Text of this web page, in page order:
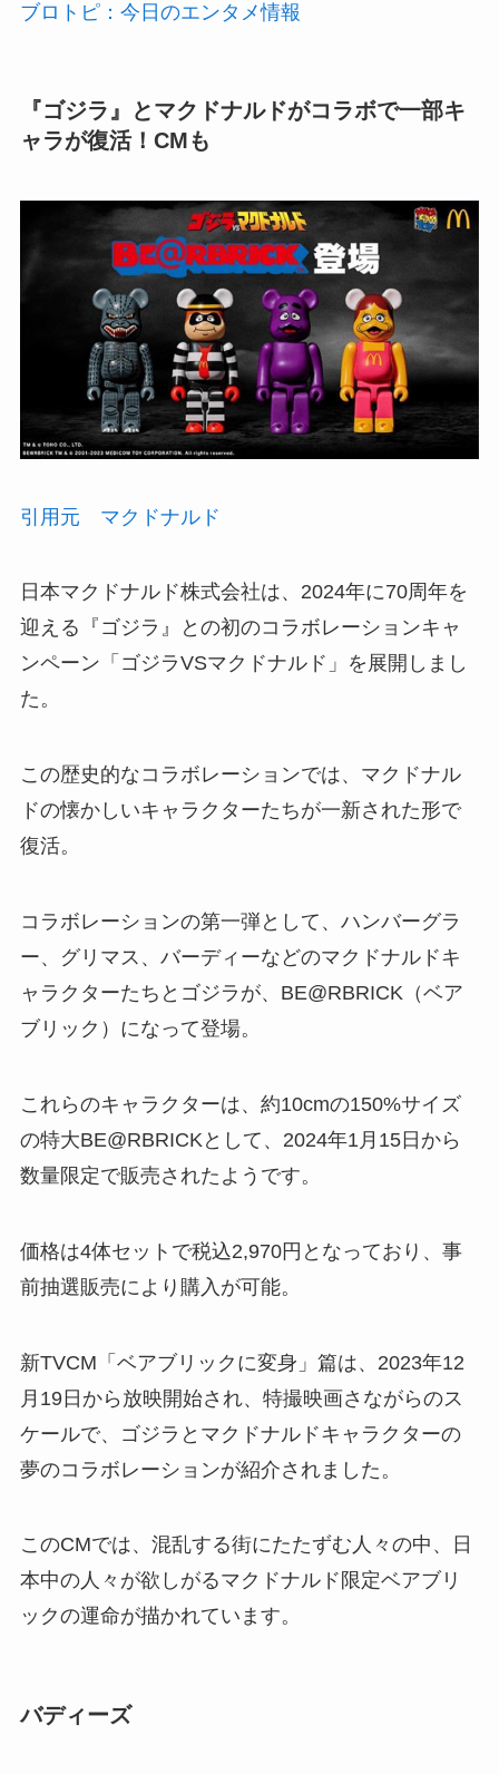
ブロトピ：今日のエンタメ情報
『ゴジラ』とマクドナルドがコラボで一部キ
ャラが復活！CMも
引用元 マクドナルド
日本マクドナルド株式会社は、2024年に70周年を
迎える『ゴジラ』との初のコラボレーションキャ
ンペーン「ゴジラVSマクドナルド」を展開しまし
た。
この歴史的なコラボレーションでは、マクドナル
ドの懐かしいキャラクターたちが一新された形で
復活。
コラボレーションの第一弾として、ハンバーグラ
ー、グリマス、バーディーなどのマクドナルドキ
ャラクターたちとゴジラが、BE@RBRICK（ベア
ブリック）になって登場。
これらのキャラクターは、約10cmの150%サイズ
の特大BE@RBRICKとして、2024年1月15日から
数量限定で販売されたようです。
価格は4体セットで税込2,970円となっており、事
前抽選販売により購入が可能。
新TVCM「ベアブリックに変身」篇は、2023年12
月19日から放映開始され、特撮映画さながらのス
ケールで、ゴジラとマクドナルドキャラクターの
夢のコラボレーションが紹介されました。
このCMでは、混乱する街にたたずむ人々の中、日
本中の人々が欲しがるマクドナルド限定ベアブリ
ックの運命が描かれています。
バディーズ